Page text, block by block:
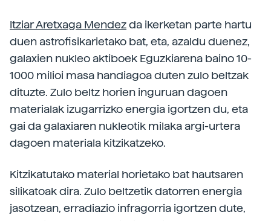
Itziar Aretxaga Mendezda ikerketan parte hartu
duen astrofisikarietako bat, eta, azaldu duenez,
galaxien nukleo aktiboek Eguzkiarena baino 10-
1000 milioi masa handiagoa duten zulo beltzak
dituzte. Zulo beltz horien inguruan dagoen
materialak izugarrizko energia igortzen du, eta
gai da galaxiaren nukleotik milaka argi-urtera
dagoen materiala kitzikatzeko.
Kitzikatutako material horietako bat hautsaren
silikatoak dira. Zulo beltzetik datorren energia
jasotzean, erradiazio infragorria igortzen dute,